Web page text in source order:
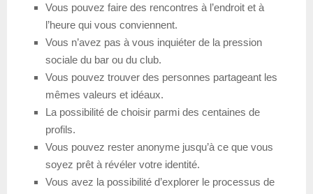
Vous pouvez faire des rencontres à l’endroit et à
l’heure qui vous conviennent.
Vous n’avez pas à vous inquiéter de la pression
sociale du bar ou du club.
Vous pouvez trouver des personnes partageant les
mêmes valeurs et idéaux.
La possibilité de choisir parmi des centaines de
profils.
Vous pouvez rester anonyme jusqu’à ce que vous
soyez prêt à révéler votre identité.
Vous avez la possibilité d’explorer le processus de